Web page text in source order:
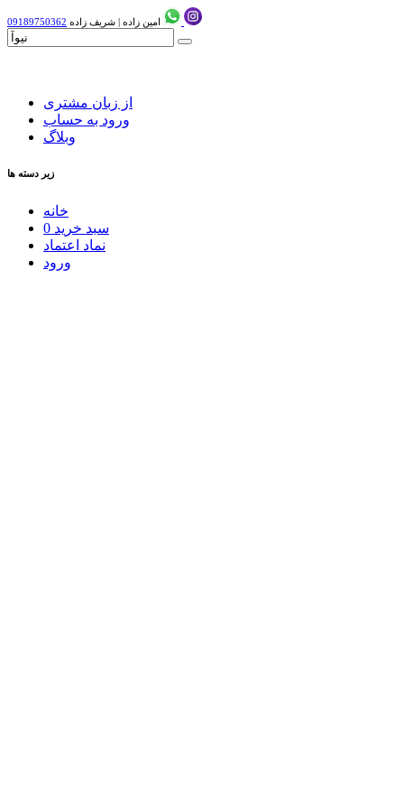
09189750362 امین زاده | شریف زاده
از زبان مشتری
ورود به حساب
وبلاگ
زیر دسته ها
خانه
0 سبد خرید
نماد اعتماد
ورود